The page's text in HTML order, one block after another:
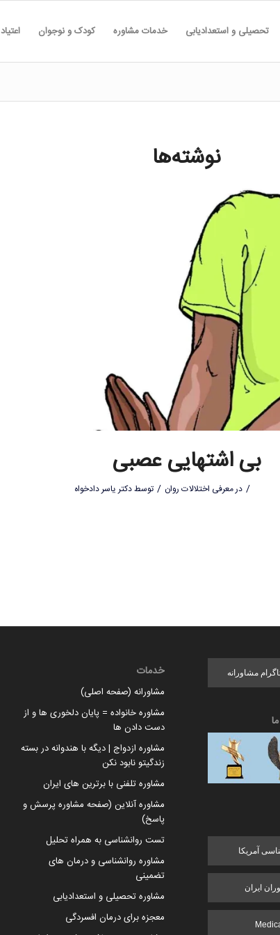
تحصیلی و استعدادیابی خدمات مشاوره کودک و نوجوان اعتیاد
نوشته‌ها
بی اشتهایی عصبی
/ درمعرفی اختلالات روان / توسطدکتر یاسر دادخواه
مشاورانه
آمریکا
ایران
خدمات
مشاورانه (صفحه اصلی)
مشاوره خانواده = پایان دلخوری ها و از
دست دادن ها
مشاوره ازدواج | دیگه با هندوانه در بسته
زندگیتو نابود نکن
مشاوره تلفنی با برترین های ایران
مشاوره آنلاین (صفحه مشاوره پرسش و
پاسخ)
تست روانشناسی به همراه تحلیل
مشاوره روانشناسی و درمان های
تضمینی
مشاوره تحصیلی و استعدادیابی
معجزه برای درمان افسردگی